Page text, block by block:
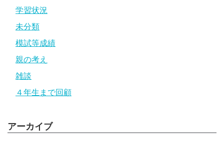
学習状況
未分類
模試等成績
親の考え
雑談
４年生まで回顧
アーカイブ